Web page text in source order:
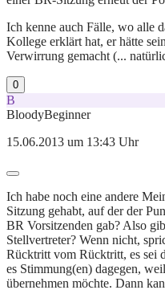
Ich kenne auch Fälle, wo alle
Kollege erklärt hat, er hätte
Verwirrung gemacht (...
0
B
BloodyBeginner
15.06.2013 um 13:43 Uhr
Ich habe noch eine andere
Sitzung gehabt, auf der der
BR Vorsitzenden gab? Also
Stellvertreter? Wenn nicht,
Rücktritt vom Rücktritt, es sei
es Stimmung(en) dagegen,
übernehmen möchte. Dann